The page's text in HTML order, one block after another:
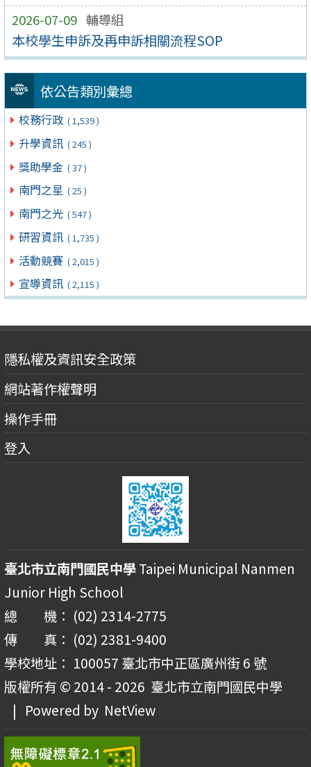
2026-07-09 輔導組
本校學生申訴及再申訴相關流程SOP
依公告類別彙總
校務行政 ( 1,539 )
升學資訊 ( 245 )
獎助學金 ( 37 )
南門之星 ( 25 )
南門之光 ( 547 )
研習資訊 ( 1,735 )
活動競賽 ( 2,015 )
宣導資訊 ( 2,115 )
隱私權及資訊安全政策
網站著作權聲明
操作手冊
登入
臺北市立南門國民中學Taipei Municipal Nanmen
Junior High School
總 機： (02) 2314-2775
傳 真： (02) 2381-9400
學校地址： 100057 臺北市中正區廣州街 6 號
版權所有 © 2014 - 2026 臺北市立南門國民中學
| Powered by NetView